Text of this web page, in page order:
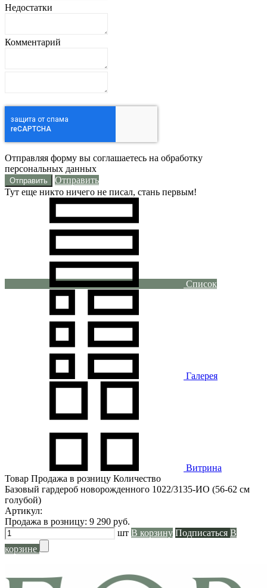
Недостатки
Комментарий
Отправляя форму вы соглашаетесь на обработку
персональных данных
Отправить
Тут еще никто ничего не писал, стань первым!
Список
Галерея
Витрина
Товар Продажа в розницу Количество
Базовый гардероб новорожденного 1022/3135-ИО (56-62 см
голубой)
Артикул:
Продажа в розницу: 9 290 руб.
шт В корзину Подписаться В
корзине